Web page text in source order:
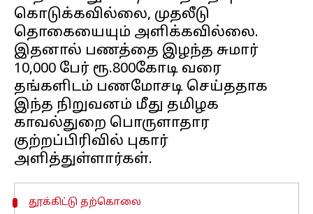
கொடுக்கவில்லை, முதலீடு
தொகையையும் அளிக்கவில்லை.
இதனால் பணத்தை இழந்த சுமார்
10,000 பேர் ரூ.800கோடி வரை
தங்களிடம் பணமோசடி செய்ததாக
இந்த நிறுவனம் மீது தமிழக
காவல்துறை பொருளாதார
குற்றப்பிரிவில் புகார்
தூக்கிட்டு தற்கொலை